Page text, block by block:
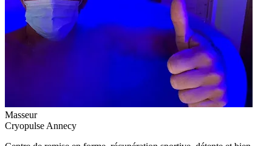
Masseur
Cryopulse Annecy